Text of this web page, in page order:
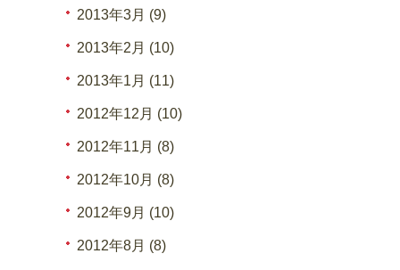
2013年3月 (9)
2013年2月 (10)
2013年1月 (11)
2012年12月 (10)
2012年11月 (8)
2012年10月 (8)
2012年9月 (10)
2012年8月 (8)